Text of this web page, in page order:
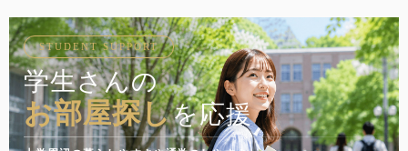
ONLINE VIEWING
来店前でも
相談・内見できます